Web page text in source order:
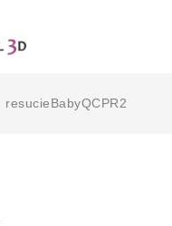
resucieBabyQCPR2